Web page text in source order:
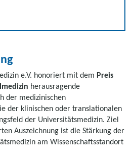
e.V. honoriert mit dem Preis
herausragende
der medizinischen
der klinischen oder translationalen
der Universitätsmedizin. Ziel
Auszeichnung ist die Stärkung der
am Wissenschaftsstandort